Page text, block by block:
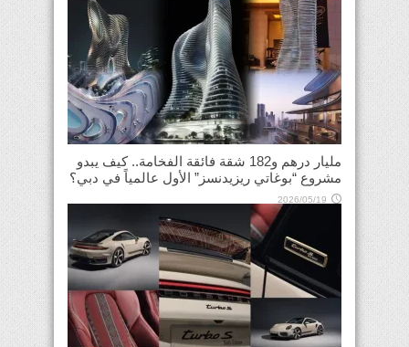
مليار درهم و182 شقة فائقة الفخامة.. كيف يبدو
مشروع “بوغاتي ريزيدنسز” الأول عالمياً في دبي؟
2026/05/19